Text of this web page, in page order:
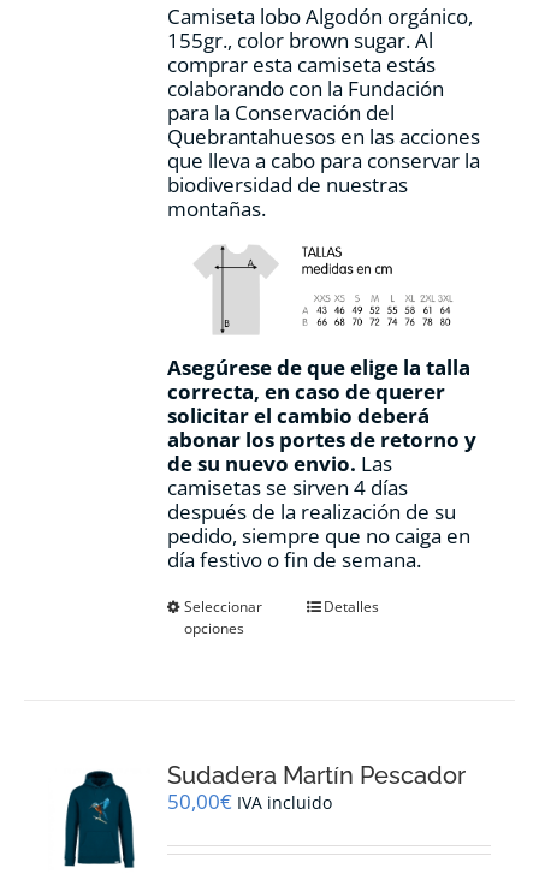
página
de
producto
Camiseta lobo Algodón orgánico,
155gr., color brown sugar.Al
comprar esta camiseta estás
colaborando con la Fundación
para la Conservación del
Quebrantahuesos en las acciones
que lleva a cabo para conservar la
biodiversidad de nuestras
montañas.
Asegúrese de que elige la talla
correcta, en caso de querer
solicitar el cambio deberá
abonar los portes de retorno y
de su nuevo envio. Las
camisetas se sirven 4 días
después de la realización de su
pedido, siempre que no caiga en
día festivo o fin de semana.
Seleccionar
opciones
Este
se
pueden
en
Detalles
Sudadera Martín Pescador
50,00€ IVA incluido